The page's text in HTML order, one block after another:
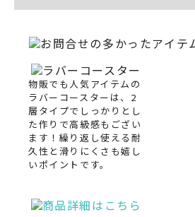
物販でも人気アイテムの
ラバーコースターは、2
層タイプでしっかりとし
た作りで高級感もござい
ます！繰り返し使える耐
久性と滑りにくさも嬉し
いポイントです。